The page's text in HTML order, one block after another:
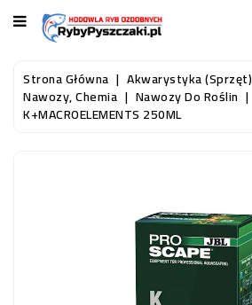
KATEGORIA
STRONA
GŁÓWNA
Strona Główna Akwarystyka (sprzęt)
Nawozy, Chemia Nawozy Do Roślin
K+MACROELEMENTS 250ML